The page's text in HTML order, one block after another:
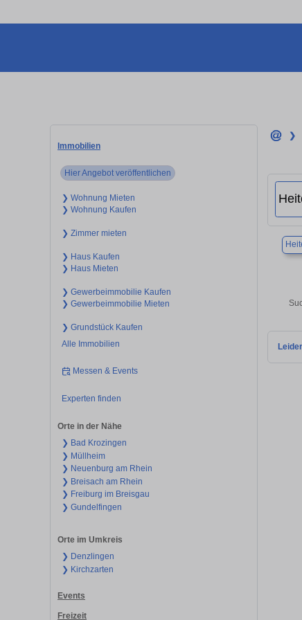
Immobilien
Hier Angebot veröffentlichen
❯ Wohnung Mieten
❯ Wohnung Kaufen
❯ Zimmer mieten
❯ Haus Kaufen
❯ Haus Mieten
❯ Gewerbeimmobilie Kaufen
❯ Gewerbeimmobilie Mieten
❯ Grundstück Kaufen
Alle Immobilien
Messen & Events
Experten finden
Orte in der Nähe
❯ Bad Krozingen
❯ Müllheim
❯ Neuenburg am Rhein
❯ Breisach am Rhein
❯ Freiburg im Breisgau
❯ Gundelfingen
Orte im Umkreis
❯ Denzlingen
❯ Kirchzarten
Events
Freizeit
❯